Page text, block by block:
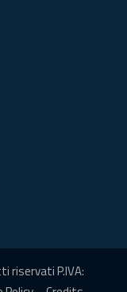
riservati P.IVA: